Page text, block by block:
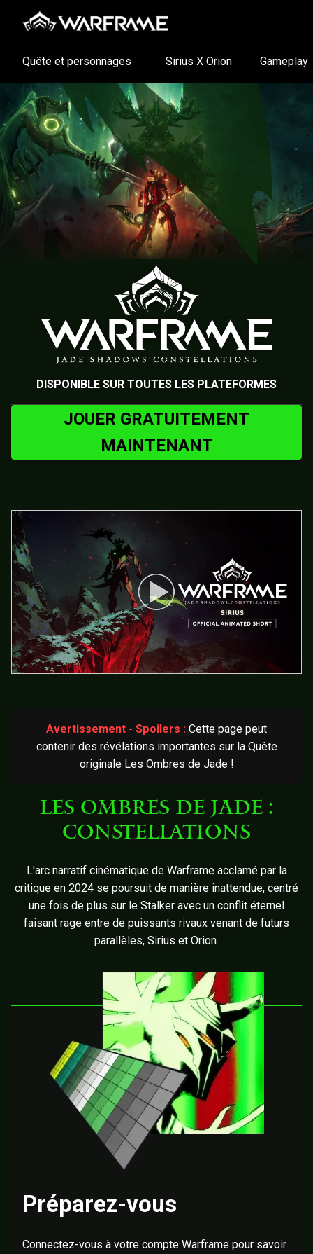
Quête et personnages Sirius X Orion Gameplay
DISPONIBLE SUR TOUTES LES PLATEFORMES
JOUER GRATUITEMENT
MAINTENANT
Avertissement - Spoilers : Cette page peut
contenir des révélations importantes sur la Quête
originale Les Ombres de Jade !
LES OMBRES DE JADE :
CONSTELLATIONS
L'arc narratif cinématique de Warframe acclamé par la
critique en 2024 se poursuit de manière inattendue, centré
une fois de plus sur le Stalker avec un conflit éternel
faisant rage entre de puissants rivaux venant de futurs
parallèles, Sirius et Orion.
Préparez-vous
Connectez-vous à votre compte Warframe pour savoir